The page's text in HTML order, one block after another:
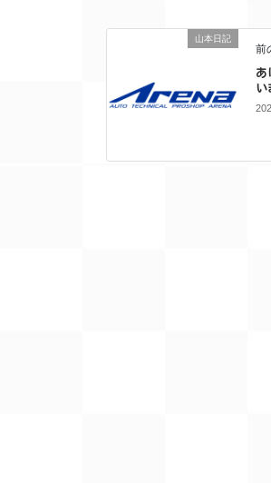
山本日記
前
あ
い